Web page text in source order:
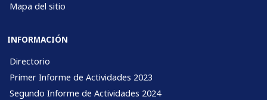
Mapa del sitio
INFORMACIÓN
Directorio
Primer Informe de Actividades 2023
Segundo Informe de Actividades 2024